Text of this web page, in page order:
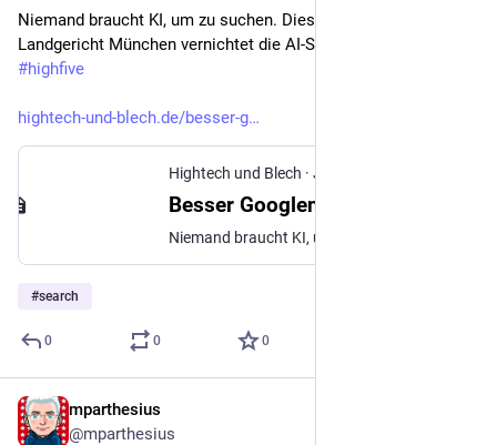
Niemand braucht KI, um zu suchen. Dieser Satz vom
#highfive
hightech-und-blech.de/besser-g
Hightech und Blech · Jun 19
Besser Googlen ohne KI
#search
0 0 0
mparthesius
@mparthesius